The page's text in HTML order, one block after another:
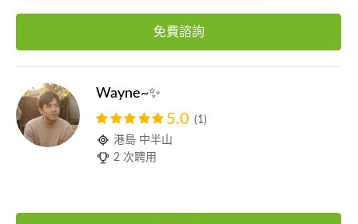
免費諮詢
Wayne~✨
5.0 (1)
港島 中半山
2 次聘用